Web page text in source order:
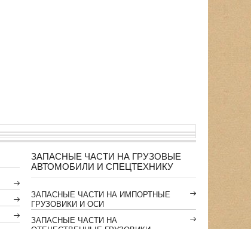
ЗАПАСНЫЕ ЧАСТИ НА ГРУЗОВЫЕ
АВТОМОБИЛИ И СПЕЦТЕХНИКУ
ЗАПАСНЫЕ ЧАСТИ НА ИМПОРТНЫЕ
ГРУЗОВИКИ И ОСИ
ЗАПАСНЫЕ ЧАСТИ НА